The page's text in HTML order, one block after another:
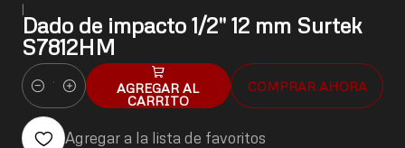
|
Dado de impacto 1/2" 12 mm Surtek
S7812HM
Cantidad
AGREGAR AL
CARRITO
COMPRAR AHORA
Agregar a la lista de favoritos